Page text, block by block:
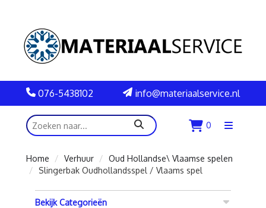
076-5438102 info@materiaalservice.nl
zoeken 0
Menu
Home
Verhuur
Oud Hollandse\ Vlaamse spelen
Slingerbak Oudhollandsspel / Vlaams spel
Bekijk Categorieën